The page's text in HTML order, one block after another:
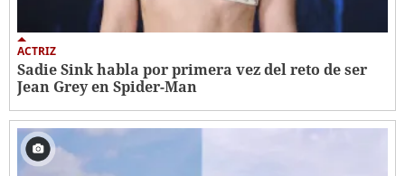
ACTRIZ
Sadie Sink habla por primera vez del reto de ser
Jean Grey en Spider-Man